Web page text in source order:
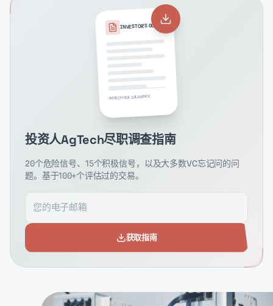
INVESTOR'S GUIDE
AGTECH DUE DILIGENCE
投资人AgTech尽职调查指南
20个危险信号、15个积极信号，以及大多数VC忘记问的问
题。基于100+个评估过的交易。
获取指南